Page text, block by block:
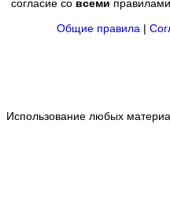
согласие со всеми правилами.
Общие правила |
Использование любых